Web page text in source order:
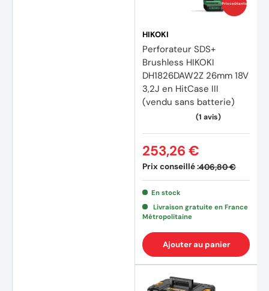
Prix coûtants
HIKOKI
Perforateur SDS+
Brushless HIKOKI
DH1826DAW2Z 26mm 18V
3,2J en HitCase III
(vendu sans batterie)
Prix conseillé :406,80 €
253,26 €
En stock
Livraison gratuite en France
Métropolitaine
Ajouter au panier